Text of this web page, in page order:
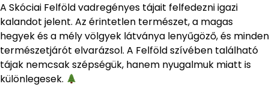
A Skóciai Felföld vadregényes tájait felfedezni igazi
kalandot jelent. Az érintetlen természet, a magas
hegyek és a mély völgyek látványa lenyűgöző, és minden
természetjárót elvarázsol. A Felföld szívében található
tájak nemcsak szépségük, hanem nyugalmuk miatt is
különlegesek.